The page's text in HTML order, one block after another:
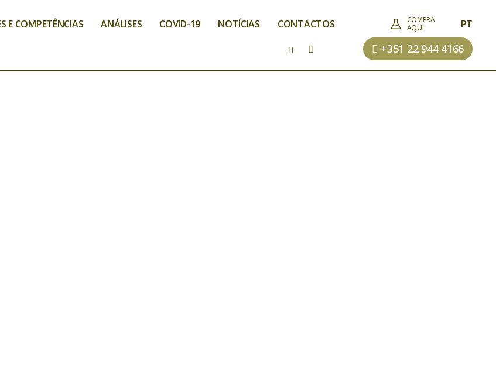
E COMPETÊNCIAS ANÁLISES COVID-19 NOTÍCIAS CONTACTOS
COMPRA
AQUI
PT
+351 22 944 4166